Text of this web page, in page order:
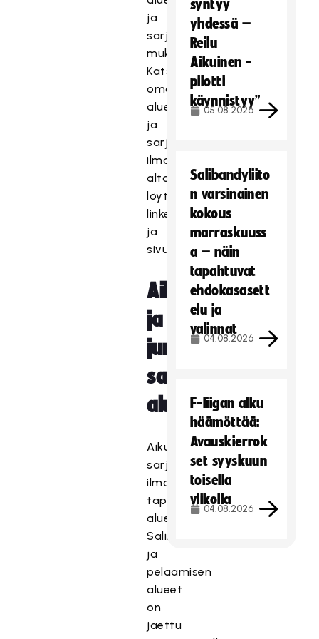
ja
sarjojen
mukaan.
Katso
oman
alueesi
ja
sarjasi
ilmoittautuminen
alta
löytyvistä
linkeistä
ja
sivustoilta.
Aikuisten
ja
junioreiden
sarjat
alueellisesti
Aikuisten
sarjoihin
ilmoittautuminen
tapahtuu
alueellisesti.
Salibandyliiton
ja
pelaamisen
alueet
on
jaettu
syntyy
yhdessä –
Reilu
Aikuinen -
pilotti
käynnistyy”
05.08.2026
Salibandyliito
n varsinainen
kokous
marraskuuss
a – näin
tapahtuvat
ehdokasasett
elu ja
valinnat
04.08.2026
F-liigan alku
häämöttää:
Avauskierrok
set syyskuun
toisella
viikolla
04.08.2026